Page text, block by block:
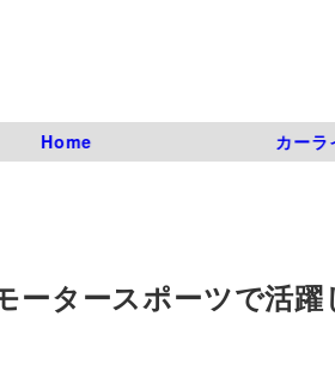
Home カーラ
ータースポーツで活躍